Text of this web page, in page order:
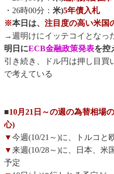
・26時00分： 米)5年債入札
※本日は、 注目度の高い米国
→週明けにイッテコイとなっ
明日にECB金融政策発表を控
引き続き、ドル円は押し目買
で考えている
■10月21日～の週の為替相場
心)
▼今週(10/21～)に、トルコと
▼来週(10/28～)に、日本、米
予定